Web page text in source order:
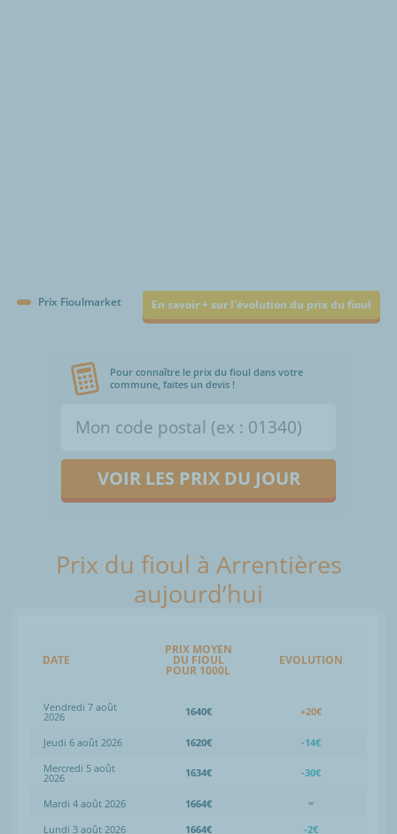
Prix Fioulmarket En savoir + sur l'évolution du prix du fioul
Pour connaître le prix du fioul dans votre
commune, faites un devis !
VOIR LES PRIX DU JOUR
Prix du fioul à Arrentières
aujourd’hui
DATE
PRIX MOYEN
DU FIOUL
POUR 1000L
EVOLUTION
Vendredi 7 août
2026 1640€ +20€
Jeudi 6 août 2026 1620€
-14€
Mercredi 5 août
2026 1634€ -30€
Mardi 4 août 2026 1664€
=
Lundi 3 août 2026
1664€
-2€